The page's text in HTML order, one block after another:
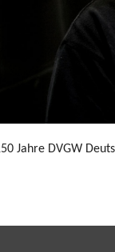
Jahre DVGW